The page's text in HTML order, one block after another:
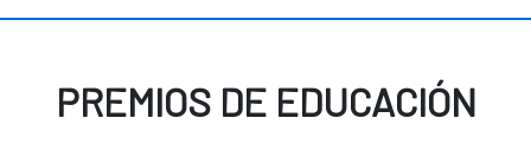
PREMIOS DE EDUCACIÓN